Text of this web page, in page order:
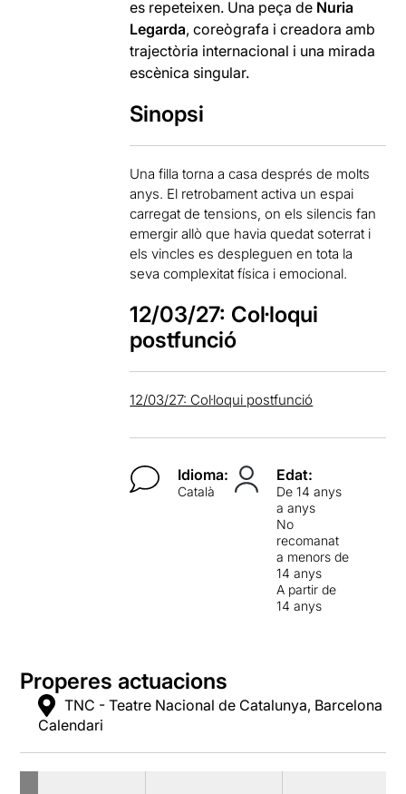
es repeteixen. Una peça de Nuria
Legarda, coreògrafa i creadora amb
trajectòria internacional i una mirada
escènica singular.
Sinopsi
Una filla torna a casa després de molts
anys. El retrobament activa un espai
carregat de tensions, on els silencis fan
emergir allò que havia quedat soterrat i
els vincles es despleguen en tota la
seva complexitat física i emocional.
12/03/27: Col·loqui
postfunció
12/03/27: Col·loqui postfunció
Idioma:
Català
Edat:
De 14 anys
a anys
No
recomanat
a menors de
14 anys
A partir de
14 anys
Properes actuacions
TNC - Teatre Nacional de Catalunya, Barcelona
Calendari